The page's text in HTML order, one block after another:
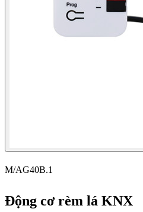
M/AG40B.1
Động cơ rèm lá KNX